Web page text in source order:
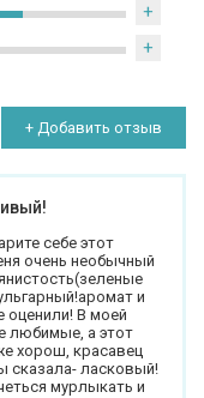
+
+
+ Добавить отзыв
себе этот
очень необычный
и
оценили! В моей
любимые, а этот
хорош, красавец
сказала- ласковый!
мурлыкать и